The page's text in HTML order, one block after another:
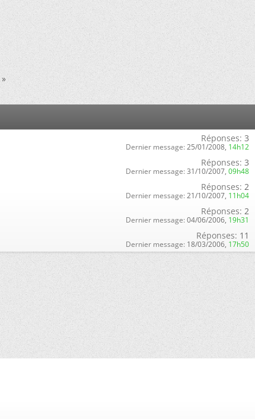
»
Réponses: 3
Dernier message: 25/01/2008, 14h12
Réponses: 3
Dernier message: 31/10/2007, 09h48
Réponses: 2
Dernier message: 21/10/2007, 11h04
Réponses: 2
Dernier message: 04/06/2006, 19h31
Réponses: 11
Dernier message: 18/03/2006, 17h50